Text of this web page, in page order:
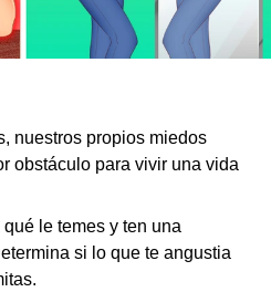
nuestros propios miedos
obstáculo para vivir una vida
le temes y ten una
si lo que te angustia